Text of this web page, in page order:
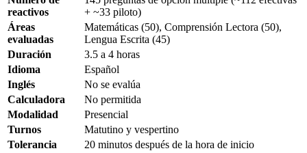
reactivos
+ ~33 piloto)
Áreas
evaluadas
Matemáticas (50), Comprensión Lectora (50),
Lengua Escrita (45)
Duración
3.5 a 4 horas
Idioma
Español
Inglés
No se evalúa
Calculadora
No permitida
Modalidad
Presencial
Turnos
Matutino y vespertino
Tolerancia
20 minutos después de la hora de inicio